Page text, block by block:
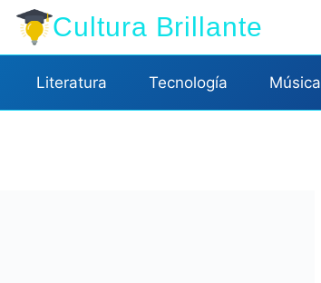
Cultura Brillante
Literatura Tecnología Música